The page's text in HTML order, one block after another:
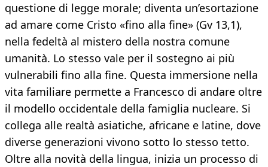
questione di legge morale; diventa un’esortazione
ad amare come Cristo «fino alla fine» (Gv 13,1),
nella fedeltà al mistero della nostra comune
umanità. Lo stesso vale per il sostegno ai più
vulnerabili fino alla fine. Questa immersione nella
vita familiare permette a Francesco di andare oltre
il modello occidentale della famiglia nucleare. Si
collega alle realtà asiatiche, africane e latine, dove
diverse generazioni vivono sotto lo stesso tetto.
Oltre alla novità della lingua, inizia un processo di